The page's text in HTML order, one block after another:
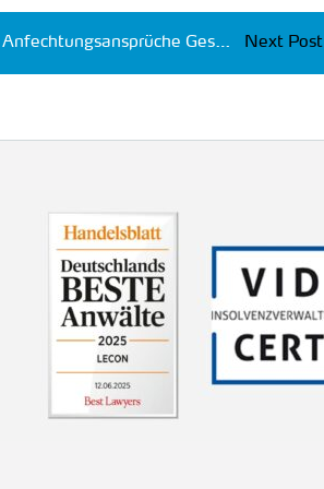
Next Post
Anfechtungsansprüche Geschäftsführerhaftung Risikoanalyse